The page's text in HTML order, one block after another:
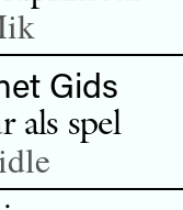
Gids
als spel